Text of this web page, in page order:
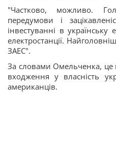
"Частково, можливо.
передумови і
інвестуванні в
електростанції.
ЗАЕС".
За словами Омельченка,
входження у власність
американців.